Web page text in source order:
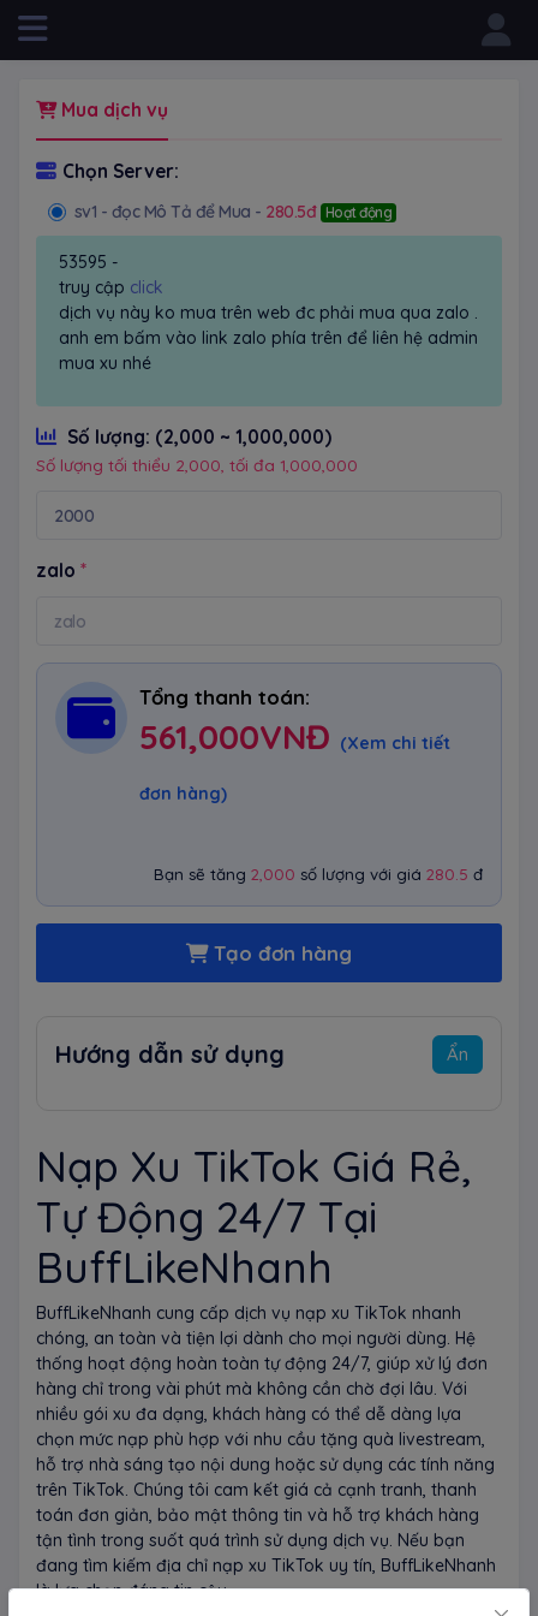
Mua dịch vụ
Chọn Server:
sv1 - đọc Mô Tả để Mua - 280.5đ Hoạt động
53595 -
truy cập click
dịch vụ này ko mua trên web đc phải mua qua zalo .
anh em bấm vào link zalo phía trên để liên hệ admin
mua xu nhé
Số lượng: (2,000 ~ 1,000,000)
Số lượng tối thiểu 2,000, tối đa 1,000,000
zalo *
Tổng thanh toán:
561,000VNĐ (Xem chi tiết
đơn hàng)
Bạn sẽ tăng 2,000 số lượng với giá 280.5 đ
Tạo đơn hàng
Hướng dẫn sử dụng Ẩn
Nạp Xu TikTok Giá Rẻ,
Tự Động 24/7 Tại
BuffLikeNhanh
BuffLikeNhanh cung cấp dịch vụ nạp xu TikTok nhanh
chóng, an toàn và tiện lợi dành cho mọi người dùng. Hệ
thống hoạt động hoàn toàn tự động 24/7, giúp xử lý đơn
hàng chỉ trong vài phút mà không cần chờ đợi lâu. Với
nhiều gói xu đa dạng, khách hàng có thể dễ dàng lựa
chọn mức nạp phù hợp với nhu cầu tặng quà livestream,
hỗ trợ nhà sáng tạo nội dung hoặc sử dụng các tính năng
trên TikTok. Chúng tôi cam kết giá cả cạnh tranh, thanh
toán đơn giản, bảo mật thông tin và hỗ trợ khách hàng
tận tình trong suốt quá trình sử dụng dịch vụ. Nếu bạn
đang tìm kiếm địa chỉ nạp xu TikTok uy tín, BuffLikeNhanh
là lựa chọn đáng tin cậy.